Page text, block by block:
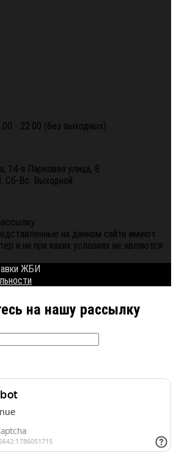
- 22.00 (без выходных)
14-я Парковая улица, 8
Сб-Вс: Выходной
на данном сайте имеют
и ни при каких условиях не являются
ЖБИ
на нашу рассылку